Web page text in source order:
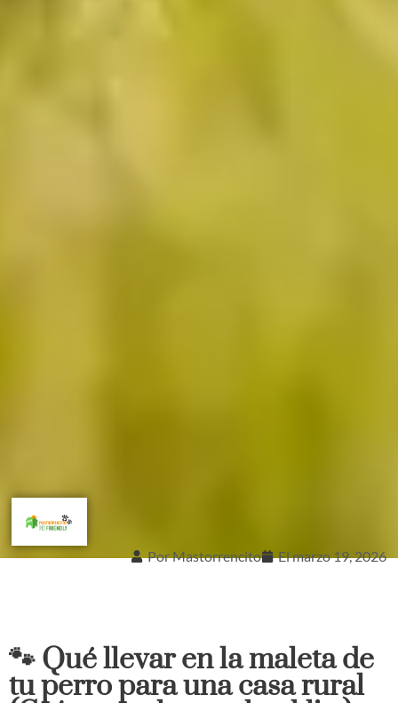
PorMastorrencito Elmarzo 19, 2026
🐾 Qué llevar en la maleta de
tu perro para una casa rural